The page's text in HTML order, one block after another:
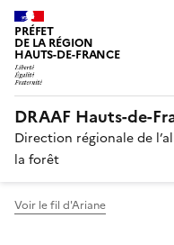
PRÉFET
DE LA RÉGION
HAUTS-DE-FRANCE
DRAAF Hauts-de-
Direction régionale de
la forêt
Voir le fil d'Ariane